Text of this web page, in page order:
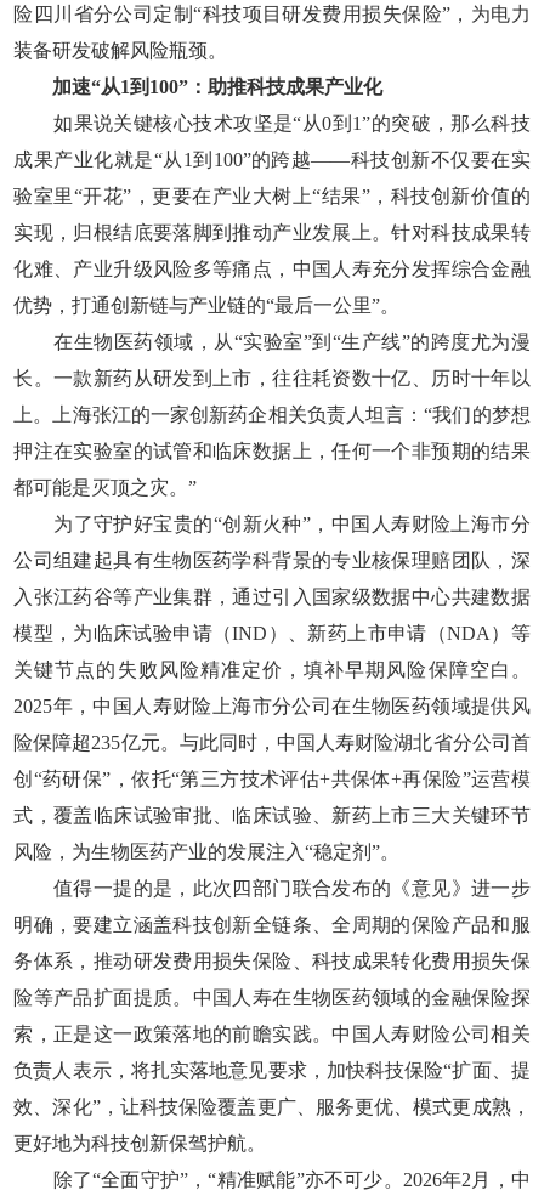
险四川省分公司定制“科技项目研发费用损失保险”，为电力
装备研发破解风险瓶颈。
加速“从1到100”：助推科技成果产业化
如果说关键核心技术攻坚是“从0到1”的突破，那么科技
成果产业化就是“从1到100”的跨越——科技创新不仅要在实
验室里“开花”，更要在产业大树上“结果”，科技创新价值的
实现，归根结底要落脚到推动产业发展上。针对科技成果转
化难、产业升级风险多等痛点，中国人寿充分发挥综合金融
优势，打通创新链与产业链的“最后一公里”。
在生物医药领域，从“实验室”到“生产线”的跨度尤为漫
长。一款新药从研发到上市，往往耗资数十亿、历时十年以
上。上海张江的一家创新药企相关负责人坦言：“我们的梦想
押注在实验室的试管和临床数据上，任何一个非预期的结果
都可能是灭顶之灾。”
为了守护好宝贵的“创新火种”，中国人寿财险上海市分
公司组建起具有生物医药学科背景的专业核保理赔团队，深
入张江药谷等产业集群，通过引入国家级数据中心共建数据
模型，为临床试验申请（IND）、新药上市申请（NDA）等
关键节点的失败风险精准定价，填补早期风险保障空白。
2025年，中国人寿财险上海市分公司在生物医药领域提供风
险保障超235亿元。与此同时，中国人寿财险湖北省分公司首
创“药研保”，依托“第三方技术评估+共保体+再保险”运营模
式，覆盖临床试验审批、临床试验、新药上市三大关键环节
风险，为生物医药产业的发展注入“稳定剂”。
值得一提的是，此次四部门联合发布的《意见》进一步
明确，要建立涵盖科技创新全链条、全周期的保险产品和服
务体系，推动研发费用损失保险、科技成果转化费用损失保
险等产品扩面提质。中国人寿在生物医药领域的金融保险探
索，正是这一政策落地的前瞻实践。中国人寿财险公司相关
负责人表示，将扎实落地意见要求，加快科技保险“扩面、提
效、深化”，让科技保险覆盖更广、服务更优、模式更成熟，
更好地为科技创新保驾护航。
除了“全面守护”，“精准赋能”亦不可少。2026年2月，中